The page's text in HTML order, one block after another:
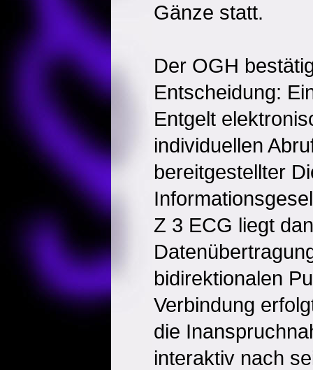
Gänze statt.
Der OGH
Entscheidung:
Entgelt
individuellen
bereitgestellter
Z 3 ECG liegt
bidirektionalen
Verbindung
die
interaktiv nach